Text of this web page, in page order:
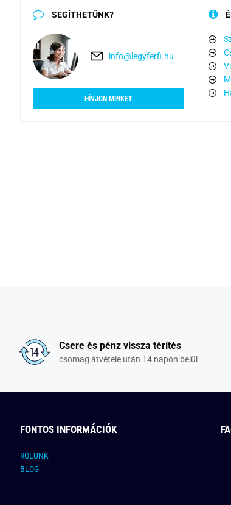
SEGÍTHETÜNK?
info@legyferfi.hu
HÍVJON MINKET
Csere és pénz vissza térítés
csomag átvétele után 14 napon belül
FONTOS INFORMÁCIÓK
RÓLUNK
BLOG